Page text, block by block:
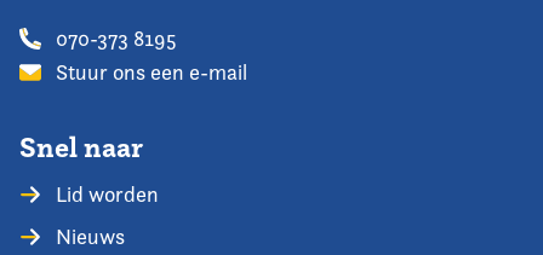
070-373 8195
Stuur ons een e-mail
Snel naar
Lid worden
Nieuws